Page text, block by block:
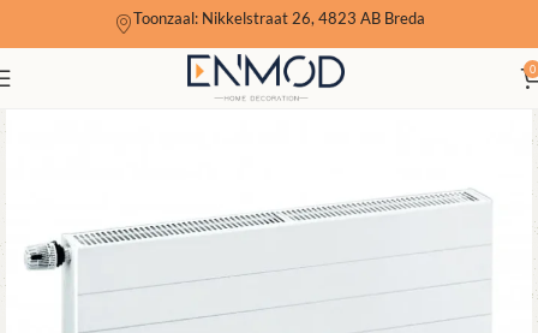
Toonzaal: Nikkelstraat 26, 4823 AB Breda
0